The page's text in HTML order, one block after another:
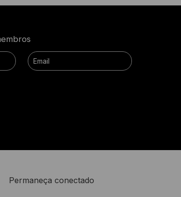
Permaneça conectado